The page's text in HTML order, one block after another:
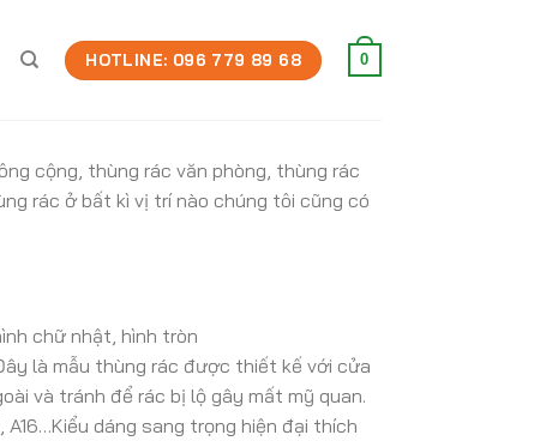
HOTLINE: 096 779 89 68 0
cộng, thùng rác văn phòng, thùng rác
rác ở bất kì vị trí nào chúng tôi cũng có
chữ nhật, hình tròn
là mẫu thùng rác được thiết kế với cửa
và tránh để rác bị lộ gây mất mỹ quan.
dáng sang trọng hiện đại thích